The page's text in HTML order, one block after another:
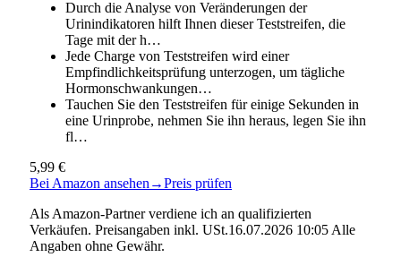
Durch die Analyse von Veränderungen der
Urinindikatoren hilft Ihnen dieser Teststreifen, die
Tage mit der h…
Jede Charge von Teststreifen wird einer
Empfindlichkeitsprüfung unterzogen, um tägliche
Hormonschwankungen…
Tauchen Sie den Teststreifen für einige Sekunden in
eine Urinprobe, nehmen Sie ihn heraus, legen Sie ihn
fl…
5,99 €
Bei Amazon ansehen →Preis prüfen
Als Amazon-Partner verdiene ich an qualifizierten
Verkäufen. Preisangaben inkl. USt.16.07.2026 10:05 Alle
Angaben ohne Gewähr.